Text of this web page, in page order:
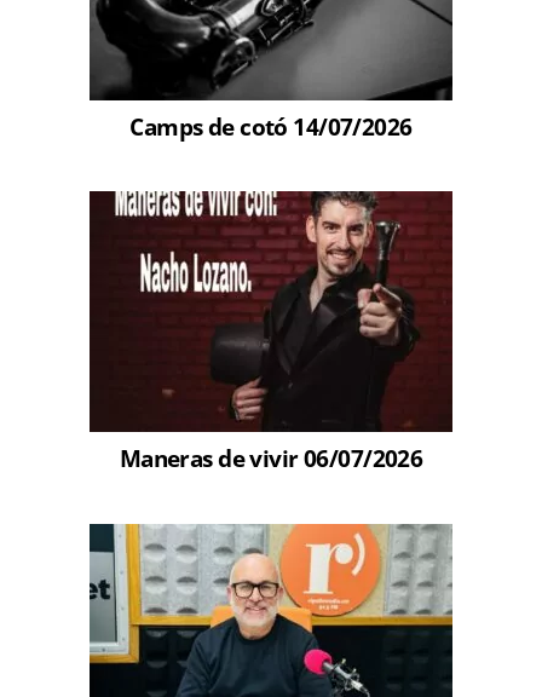
Camps de cotó 14/07/2026
Maneras de vivir 06/07/2026